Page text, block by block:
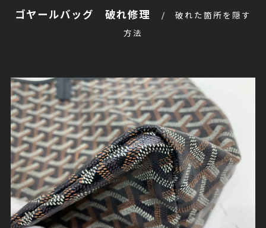
ゴヤールバッグ 破れ修理
破れた箇所を隠す
方法